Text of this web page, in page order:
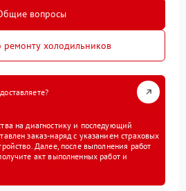
вопросы
ремонту холодильников
на диагностику и последующий
заказ-наряд с указанием страховых
Далее, после выполнения работ
акт выполненных работ и